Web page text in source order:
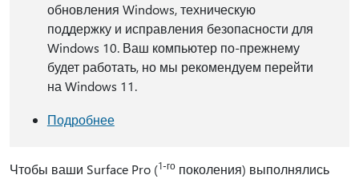
обновления Windows, техническую
поддержку и исправления безопасности для
Windows 10. Ваш компьютер по-прежнему
будет работать, но мы рекомендуем перейти
на Windows 11.
Подробнее
Чтобы ваши Surface Pro (1-го поколения) выполнялись